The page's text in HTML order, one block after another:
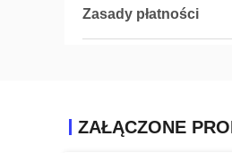
Zasady płatności